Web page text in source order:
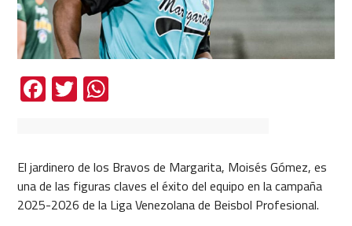
Facebook
TwitterWhatsApp
El jardinero de los Bravos de Margarita, Moisés Gómez, es
una de las figuras claves el éxito del equipo en la campaña
2025-2026 de la Liga Venezolana de Beisbol Profesional.